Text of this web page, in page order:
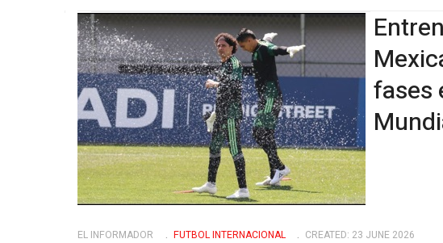
fases
EL INFORMADOR FUTBOL INTERNACIONAL CREATED: 23 JUNE 2026